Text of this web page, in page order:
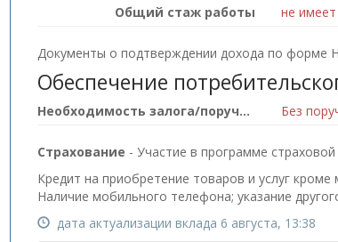
Общий стаж работы
не
Документы о подтверждении дохода по форме
Обеспечение
Необходимость залога/поручителя Без
Страхование - Участие в программе
Кредит на приобретение товаров и услуг
Наличие мобильного телефона; указание
дата актуализации вклада 6 августа, 13:38